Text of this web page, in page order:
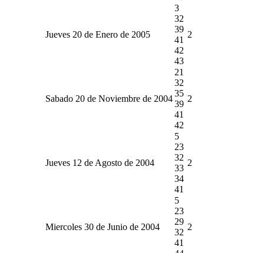
Jueves 20 de Enero de 2005
3
32
39
41
42
43
2
Sabado 20 de Noviembre de 2004
21
32
35
39
41
42
2
Jueves 12 de Agosto de 2004
5
23
32
33
34
41
2
Miercoles 30 de Junio de 2004
5
23
29
32
41
2